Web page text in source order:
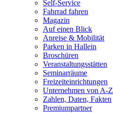
Self-Service
Fahrrad fahren
Magazin
Auf einen Blick
Anreise & Mobilität
Parken in Hallein
Broschüren
Veranstaltungsstätten
Seminarräume
Freizeiteinrichtungen
Unternehmen von A-Z
Zahlen, Daten, Fakten
Premiumpartner